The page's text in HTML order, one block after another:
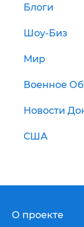
Блоги
Шоу-Биз
Мир
Военное
Новости
США
О проекте